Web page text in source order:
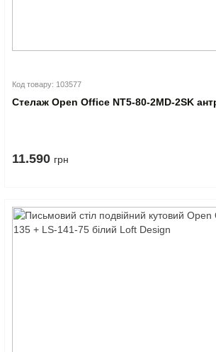
Код товару: 103577
Стелаж Open Office NT5-80-2MD-2SK
11.590 грн